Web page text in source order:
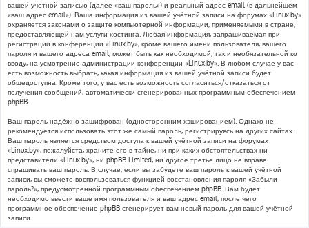
вашей учётной записью (далее «ваш пароль») и реальный адрес email (в дальнейшем
«ваш адрес email»). Ваша информация из вашей учётной записи на форумах «Linux.by»
охраняется законами о защите компьютерной информации, применяемыми в стране,
предоставляющей нам услуги хостинга. Любая информация, запрашиваемая при
регистрации в конференции «Linux.by», кроме вашего имени пользователя, вашего
пароля и вашего адреса email, может быть как необходимой, так и необязательной ко
вводу, на усмотрение администрации конференции «Linux.by». В любом случае у вас
есть возможность выбрать, какая информация из вашей учётной записи будет
общедоступна. Кроме того, у вас есть возможность согласиться/отказаться от
получения сообщений, автоматически сгенерированных программным обеспечением
phpBB.
Ваш пароль надёжно зашифрован (односторонним хэшированием). Однако не
рекомендуется использовать этот же самый пароль, регистрируясь на других сайтах.
Ваш пароль является средством доступа к вашей учётной записи на форумах
«Linux.by», пожалуйста, храните его в тайне, ни при каких обстоятельствах ни
представители «Linux.by», ни phpBB Limited, ни другое третье лицо не вправе
спрашивать ваш пароль. В случае, если вы забудете ваш пароль к вашей учётной
записи, вы сможете воспользоваться функцией восстановления пароля «Забыли
пароль?», предусмотренной программным обеспечением phpBB. Вам будет
необходимо ввести ваше имя пользователя и ваш адрес email, после чего
программное обеспечение phpBB сгенерирует вам новый пароль для вашей учётной
записи.